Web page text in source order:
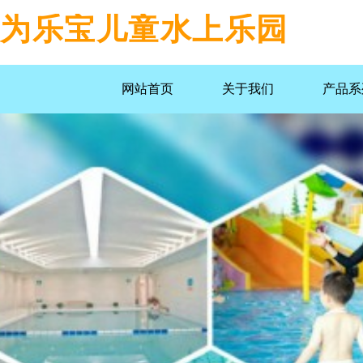
网站首页 关于我们 产品
为乐宝儿童水上乐园